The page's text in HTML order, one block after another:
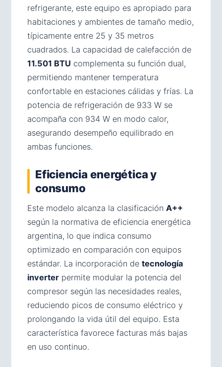
refrigerante, este equipo es apropiado para
habitaciones y ambientes de tamaño medio,
típicamente entre 25 y 35 metros
cuadrados. La capacidad de calefacción de
11.501 BTU complementa su función dual,
permitiendo mantener temperatura
confortable en estaciones cálidas y frías. La
potencia de refrigeración de 933 W se
acompaña con 934 W en modo calor,
asegurando desempeño equilibrado en
ambas funciones.
Eficiencia energética y
consumo
Este modelo alcanza la clasificación A++
según la normativa de eficiencia energética
argentina, lo que indica consumo
optimizado en comparación con equipos
estándar. La incorporación de tecnología
inverter permite modular la potencia del
compresor según las necesidades reales,
reduciendo picos de consumo eléctrico y
prolongando la vida útil del equipo. Esta
característica favorece facturas más bajas
en uso continuo.